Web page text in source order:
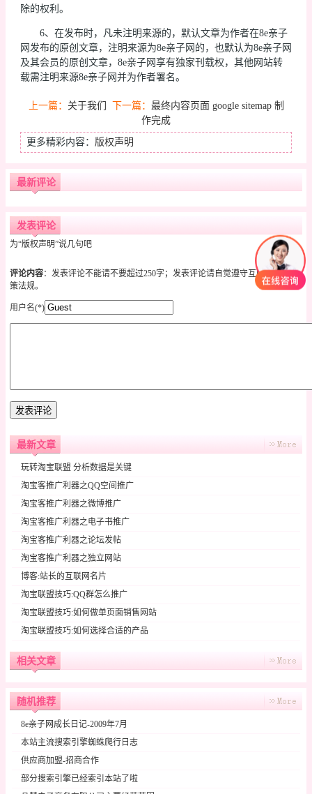
除的权利。
6、在发布时，凡未注明来源的，默认文章为作者在8e亲子
网发布的原创文章，注明来源为8e亲子网的，也默认为8e亲子网
及其会员的原创文章，8e亲子网享有独家刊载权，其他网站转
载需注明来源8e亲子网并为作者署名。
上一篇： 关于我们 下一篇： 最终内容页面 google sitemap 制
作完成
更多精彩内容： 版权声明
最新评论
发表评论
为“版权声明”说几句吧
评论内容：发表评论不能请不要超过250字；发表评论请自觉遵守互联网相关政
策法规。
用户名(*)
最新文章
玩转淘宝联盟 分析数据是关键
淘宝客推广利器之QQ空间推广
淘宝客推广利器之微博推广
淘宝客推广利器之电子书推广
淘宝客推广利器之论坛发帖
淘宝客推广利器之独立网站
博客:站长的互联网名片
淘宝联盟技巧:QQ群怎么推广
淘宝联盟技巧:如何做单页面销售网站
淘宝联盟技巧:如何选择合适的产品
相关文章
随机推荐
8e亲子网成长日记-2009年7月
本站主流搜索引擎蜘蛛爬行日志
供应商加盟-招商合作
部分搜索引擎已经索引本站了啦